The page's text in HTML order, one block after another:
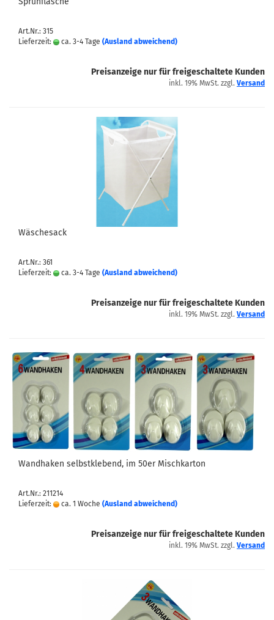
Art.Nr.: 315
Lieferzeit:
ca. 3-4 Tage (Ausland abweichend)
Preisanzeige nur für freigeschaltete Kunden
inkl. 19% MwSt. zzgl. Versand
Wäschesack
Art.Nr.: 361
Lieferzeit:
ca. 3-4 Tage (Ausland abweichend)
Preisanzeige nur für freigeschaltete Kunden
inkl. 19% MwSt. zzgl. Versand
Wandhaken selbstklebend, im 50er Mischkarton
Art.Nr.: 211214
Lieferzeit:
ca. 1 Woche (Ausland abweichend)
Preisanzeige nur für freigeschaltete Kunden
inkl. 19% MwSt. zzgl. Versand